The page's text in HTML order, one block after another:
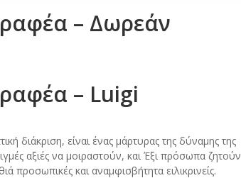
– Δωρεάν
– Luigi
διάκριση, είναι ένας μάρτυρας της δύναμης της
αξιές να μοιραστούν, και Έξι πρόσωπα ζητούν
προσωπικές και αναμφισβήτητα ειλικρινείς.